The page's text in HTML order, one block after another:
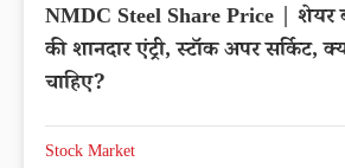
NMDC Steel Share Price | शेयर
की शानदार एंट्री, स्टॉक अपर सर्किट,
चाहिए?
Stock Market